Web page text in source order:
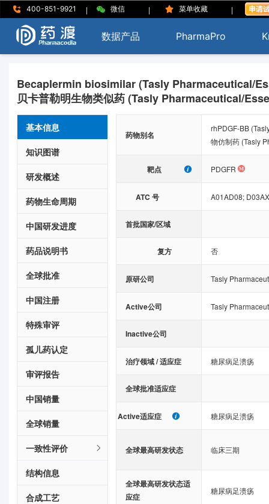
400-851-9921 | 微信 | 菜单收藏 |
数据产品 PharmaPro
Becaplermin biosimilar (Tasly Pharmaceutical/
贝卡普勒明生物类似药 (Tasly Pharmaceutical/
基本信息
知识图谱
研发概述
药物生命周期
中国研发进度
药品说明书
全球批准
中国注册
特殊审评
孤儿药认定
审评报告
中国销量
全球销量
一致性评价
结构信息
合成工艺
药物别名
rhPDGF-BB
物仿制药 (Tasly
靶点 PDGFR
ATC 号 A01AD08;
首批国家/区域
复方 否
原研公司 Tasly
Active公司 Tasly
Inactive公司
治疗领域 / 适应症 糖尿病足溃疡
全球批准适应症
Active适应症 糖尿病足溃疡
全球最高研发状态 临床三期
全球最高研发状态适
应症
糖尿病足溃疡